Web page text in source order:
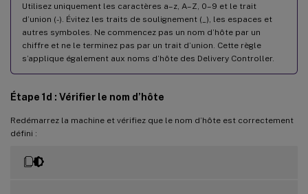
Utilisez uniquement les caractères a–z, A–Z, 0–9 et le trait
d’union (-). Évitez les traits de soulignement (_), les espaces et
autres symboles. Ne commencez pas un nom d’hôte par un
chiffre et ne le terminez pas par un trait d’union. Cette règle
s’applique également aux noms d’hôte des Delivery Controller.
Étape 1d : Vérifier le nom d’hôte
Redémarrez la machine et vérifiez que le nom d’hôte est correctement
défini :